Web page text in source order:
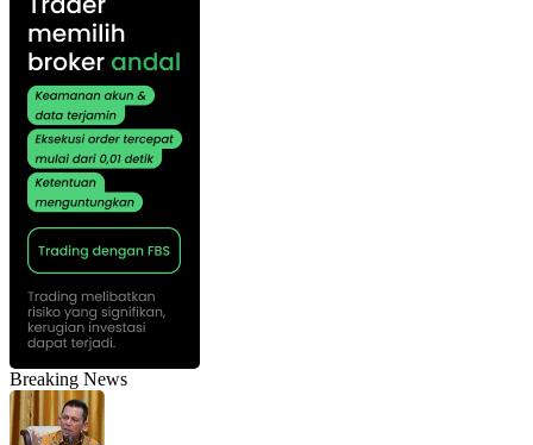
Breaking News